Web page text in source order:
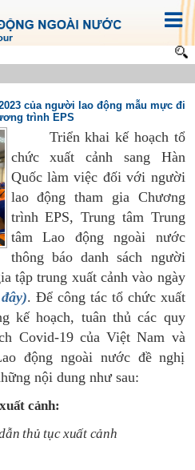
của người lao động mẫu mực đi
trình EPS
Triển khai kế hoạch tổ
chức xuất cảnh sang Hàn
Quốc làm việc đối với người
lao động tham gia Chương
trình EPS, Trung tâm Trung
tâm Lao động ngoài nước
thông báo danh sách người
tập trung xuất cảnh vào ngày
. Để công tác tổ chức xuất
kế hoạch, tuân thủ các quy
Covid-19 của Việt Nam và
động ngoài nước đề nghị
nội dung như sau:
cảnh:
thủ tục xuất cảnh